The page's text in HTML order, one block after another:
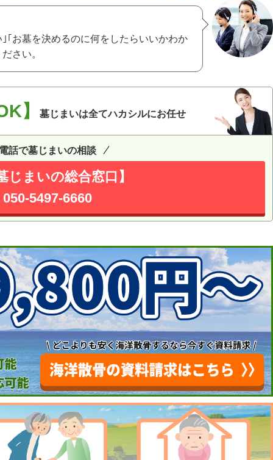
｢お墓を決めるのに何をしたらいいかわか
さい。
】 墓じまいは全てハカシルにお任せ
話で墓じまいの相談
じまいの総合窓口】
050-5497-6660